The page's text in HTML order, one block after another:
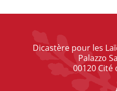
Dicastère pour les
Palazzo
00120 Cité